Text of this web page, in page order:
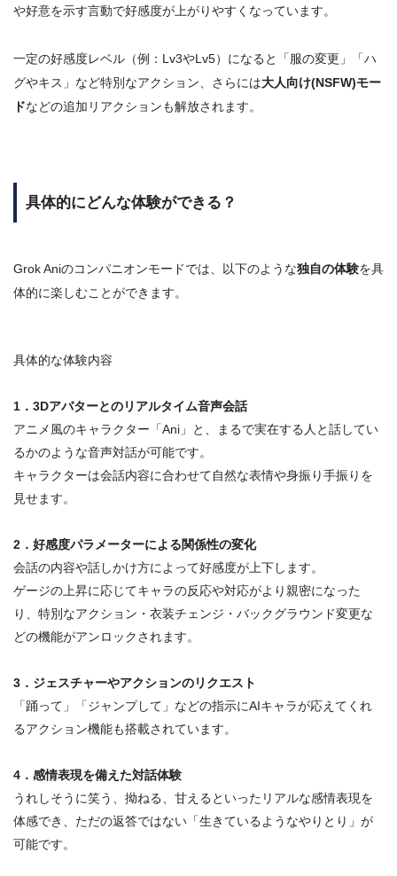
や好意を示す言動で好感度が上がりやすくなっています。
一定の好感度レベル（例：Lv3やLv5）になると「服の変更」「ハ
グやキス」など特別なアクション、さらには大人向け(NSFW)モー
ドなどの追加リアクションも解放されます。
具体的にどんな体験ができる？
Grok Aniのコンパニオンモードでは、以下のような独自の体験を具
体的に楽しむことができます。
具体的な体験内容
1．3Dアバターとのリアルタイム音声会話
アニメ風のキャラクター 「Ani」
と、まるで実在する人と話してい
るかのような音声対話が可能です。
キャラクターは会話内容に合わせて自然な表情や身振り手振りを
見せます。
2．好感度パラメーターによる関係性の変化
会話の内容や話しかけ方によって好感度が上下します。
ゲージの上昇に応じてキャラの反応や対応がより親密になった
り、特別なアクション・衣装チェンジ・バックグラウンド変更な
どの機能がアンロックされます。
3．ジェスチャーやアクションのリクエスト
「踊って」「ジャンプして」などの指示にAIキャラが応えてくれ
るアクション機能も搭載されています。
4．感情表現を備えた対話体験
うれしそうに笑う、拗ねる、甘えるといったリアルな感情表現を
体感でき、ただの返答ではない 「生きているようなやりとり」 が
可能です。